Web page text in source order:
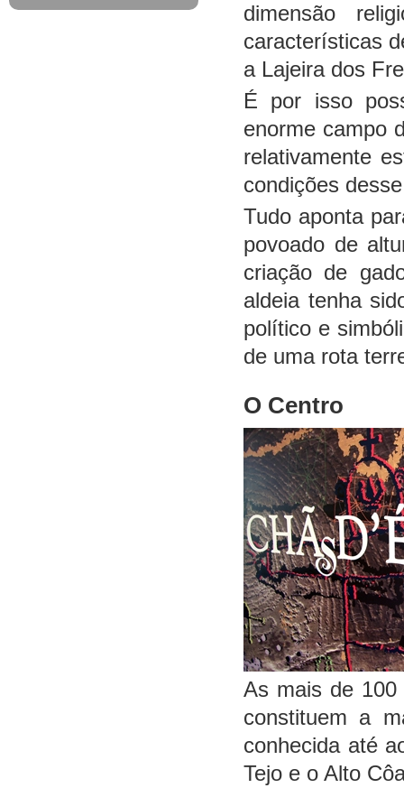
dimensão
características
a Lajeira dos
É por isso
enorme campo
relativamente
condições
Tudo aponta
povoado de
criação de
aldeia tenha
político e
de uma rota
O Centro
As mais de 100
constituem a
conhecida até
Tejo e o Alto